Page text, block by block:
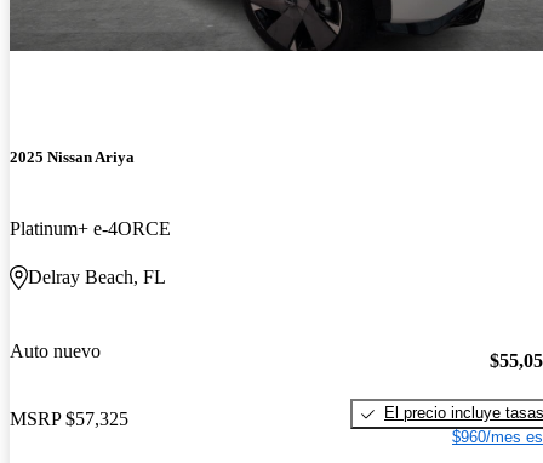
2025 Nissan Ariya
Platinum+ e-4ORCE
Delray Beach, FL
Auto nuevo
MSRP $57,325
El precio incluye tasas
$960/mes